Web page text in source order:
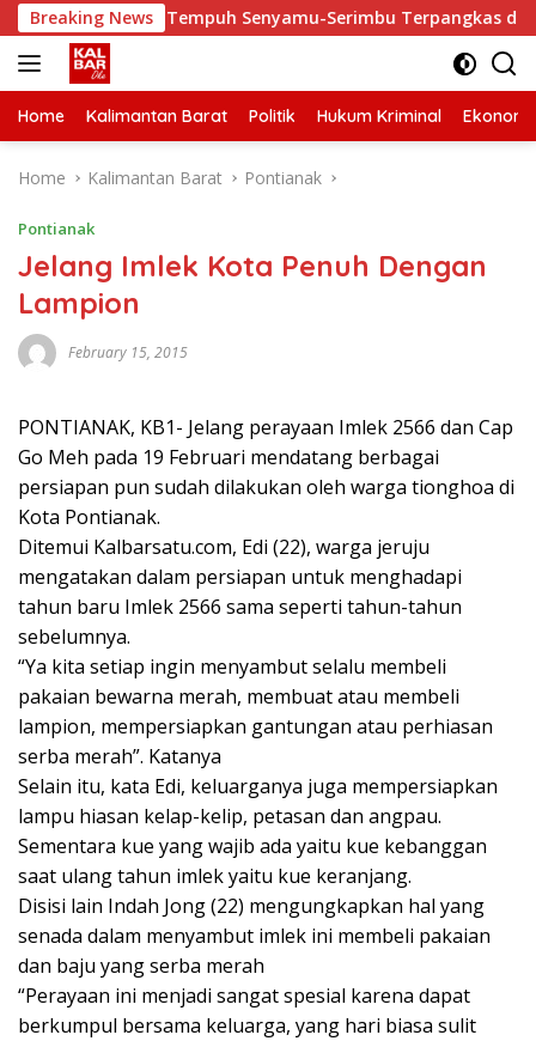
Skip
to
content
Breaking News
Waktu Tempuh Senyamu-Serimbu Terpangkas dari 2
Home Kalimantan Barat Politik Hukum Kriminal Ekonomi
Home Kalimantan Barat Pontianak
Pontianak
Jelang Imlek Kota Penuh Dengan
Lampion
February 15, 2015
PONTIANAK, KB1- Jelang perayaan Imlek 2566 dan Cap
Go Meh pada 19 Februari mendatang berbagai
persiapan pun sudah dilakukan oleh warga tionghoa di
Kota Pontianak.
Ditemui Kalbarsatu.com, Edi (22), warga jeruju
mengatakan dalam persiapan untuk menghadapi
tahun baru Imlek 2566 sama seperti tahun-tahun
sebelumnya.
“Ya kita setiap ingin menyambut selalu membeli
pakaian bewarna merah, membuat atau membeli
lampion, mempersiapkan gantungan atau perhiasan
serba merah”. Katanya
Selain itu, kata Edi, keluarganya juga mempersiapkan
lampu hiasan kelap-kelip, petasan dan angpau.
Sementara kue yang wajib ada yaitu kue kebanggan
saat ulang tahun imlek yaitu kue keranjang.
Disisi lain Indah Jong (22) mengungkapkan hal yang
senada dalam menyambut imlek ini membeli pakaian
dan baju yang serba merah
“Perayaan ini menjadi sangat spesial karena dapat
berkumpul bersama keluarga, yang hari biasa sulit